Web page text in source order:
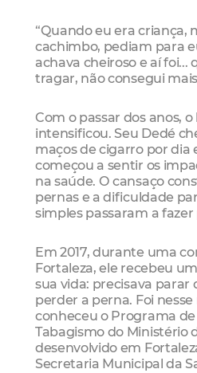
“Quando eu era criança,
cachimbo, pediam para
achava cheiroso e aí foi...
tragar, não consegui
Com o passar dos anos,
intensificou. Seu Dedé
maços de cigarro por dia
começou a sentir os
na saúde. O cansaço
pernas e a dificuldade
simples passaram a
Em 2017, durante uma
Fortaleza, ele recebeu
sua vida: precisava
perder a perna. Foi
conheceu o Programa
Tabagismo do Ministério
desenvolvido em
Secretaria Municipal da